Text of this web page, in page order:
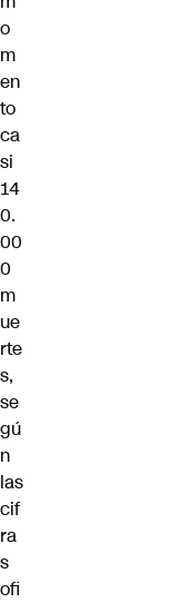
o
m
en
to
ca
si
14
0.
00
0
m
ue
rte
s,
se
gú
n
las
cif
ra
s
ofi